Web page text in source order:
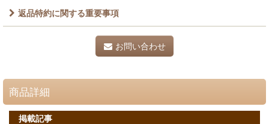
返品特約に関する重要事項
お問い合わせ
商品詳細
掲載記事